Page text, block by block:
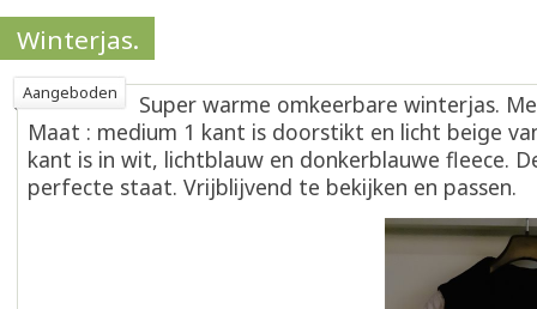
Winterjas.
Aangeboden
Super warme omkeerbare winterjas.
Maat : medium 1 kant is doorstikt en licht beige
kant is in wit, lichtblauw en donkerblauwe fleece.
perfecte staat. Vrijblijvend te bekijken en passen.